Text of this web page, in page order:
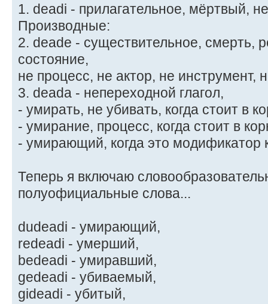
1. deadi - прилагательное, мёртвый,
Производные:
2. deade - существительное, смерть,
состояние,
не процесс, не актор, не инструмент,
3. deada - непереходной глагол,
- умирать, не убивать, когда стоит в
- умирание, процесс, когда стоит в
- умирающий, когда это модификатор
Теперь я включаю
полуофициальные слова...
dudeadi - умирающий,
redeadi - умерший,
bedeadi - умиравший,
gedeadi - убиваемый,
gideadi - убитый,